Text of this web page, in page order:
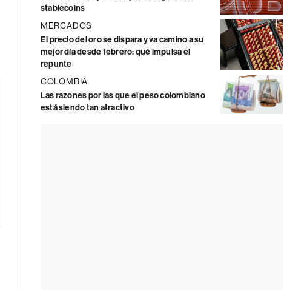
stablecoins
MERCADOS
El precio del oro se dispara y va camino a su
mejor día desde febrero: qué impulsa el
repunte
COLOMBIA
Las razones por las que el peso colombiano
está siendo tan atractivo